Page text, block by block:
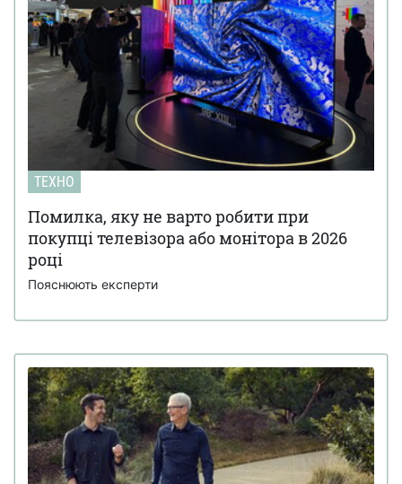
ТЕХНО
Помилка, яку не варто робити при
покупці телевізора або монітора в 2026
році
Пояснюють експерти